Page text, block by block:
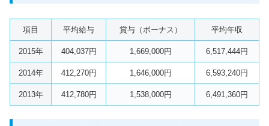
項目 平均給与 賞与（ボーナス） 平均年収
2015年 404,037円 1,669,000円 6,517,444円
2014年 412,270円 1,646,000円 6,593,240円
2013年 412,780円 1,538,000円 6,491,360円